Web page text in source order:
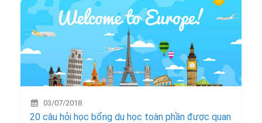
03/07/2018
20 câu hỏi học bổng du học toàn phần được quan